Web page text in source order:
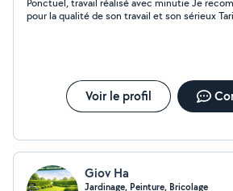
électricité. Travail soigné
Ponctuel, travail réalisé avec minutie Je recommande vivement
pour la
Voir le profil
Giov Ha
Jardinage, Peinture, Bricolage